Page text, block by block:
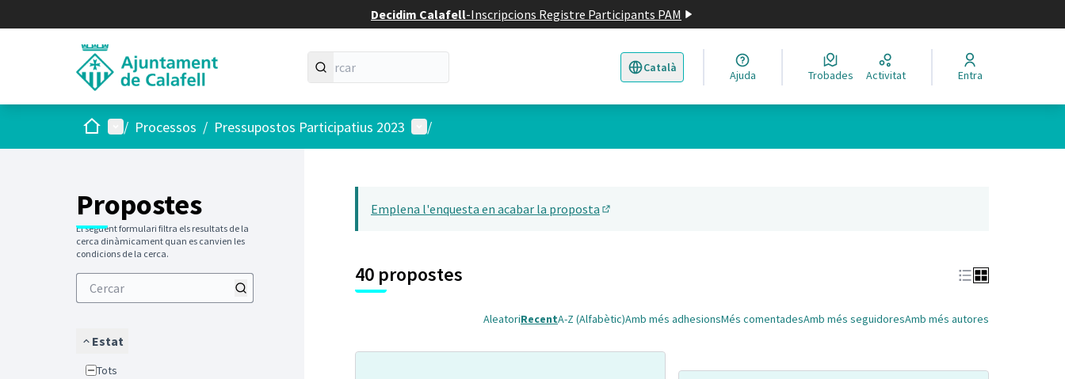
Decidim Calafell-Inscripcions Registre Participants PAM
Català
Triar la llengua Elegir el idioma
Ajuda Trobades Activitat Entra
Inici Menú principal
/ Processos / Pressupostos Participatius 2023 Menú d'usuari
/
Propostes
El següent formulari filtra els resultats de la
cerca dinàmicament quan es canvien les
condicions de la cerca.
Estat
Tots
Emplena l'enquesta en acabar la proposta
40 propostes
AleatoriRecentA-Z (Alfabètic)Amb més adhesionsMés comentadesAmb més seguidoresAmb més autores